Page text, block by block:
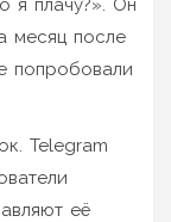
я плачу?». Он
месяц после
попробовали
Telegram
её